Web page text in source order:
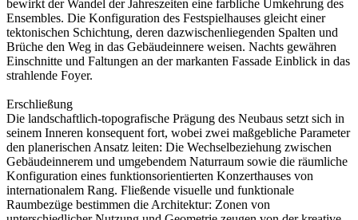
bewirkt der Wandel der Jahreszeiten eine farbliche Umkehrung des
Ensembles. Die Konfiguration des Festspielhauses gleicht einer
tektonischen Schichtung, deren dazwischenliegenden Spalten und
Brüche den Weg in das Gebäudeinnere weisen. Nachts gewähren
Einschnitte und Faltungen an der markanten Fassade Einblick in das
strahlende Foyer.
Erschließung
Die landschaftlich-topografische Prägung des Neubaus setzt sich in
seinem Inneren konsequent fort, wobei zwei maßgebliche Parameter
den planerischen Ansatz leiten: Die Wechselbeziehung zwischen
Gebäudeinnerem und umgebendem Naturraum sowie die räumliche
Konfiguration eines funktionsorientierten Konzerthauses von
internationalem Rang. Fließende visuelle und funktionale
Raumbezüge bestimmen die Architektur: Zonen von